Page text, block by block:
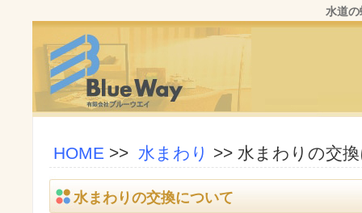
水道
HOME >> 水まわり >> 水まわりの交
水まわりの交換について